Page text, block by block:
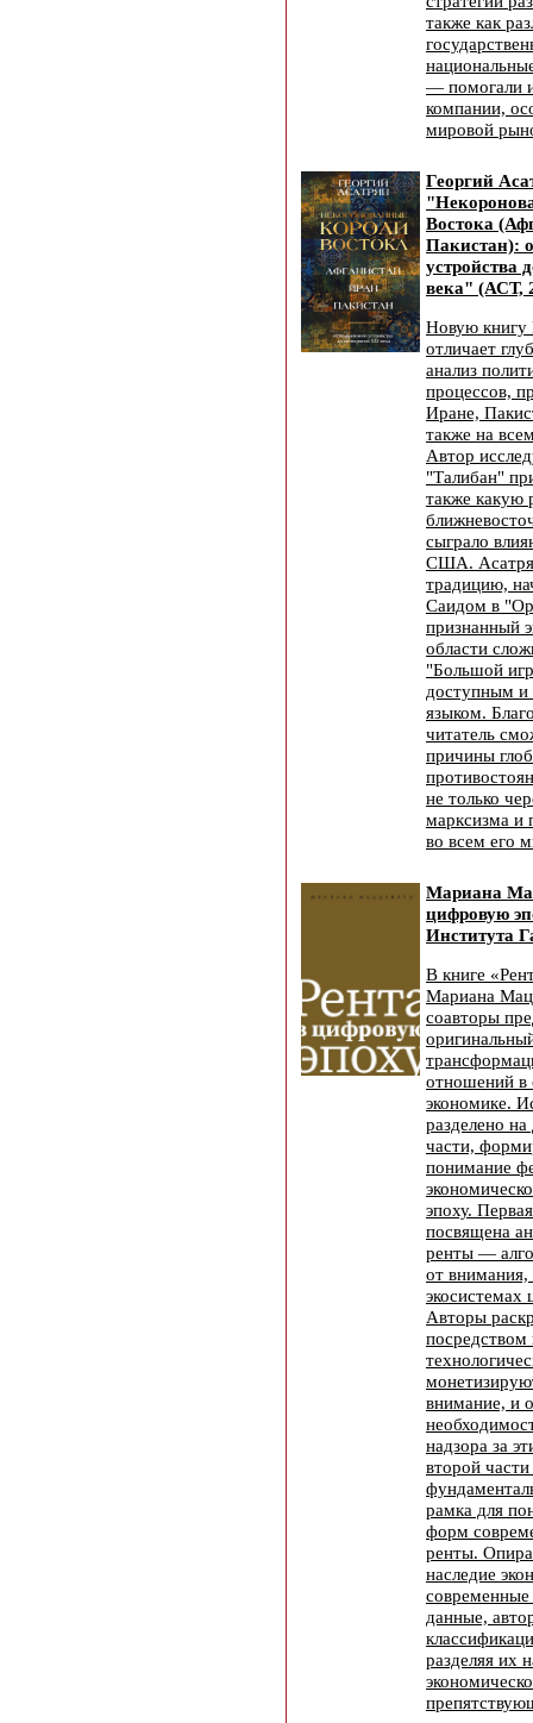
также как
— помогали
компании,
мировой
Георгий
Востока
Пакистан):
устройства
века" (АСТ,
Новую книгу
отличает
анализ
процессов,
Иране,
также на
Автор
"Талибан"
также какую
сыграло
США.
традицию,
Саидом в
признанный
области
"Большой
доступным
языком.
читатель
причины
не только
марксизма и
во всем его
Мариана
цифровую
Института
В книге
Мариана
соавторы
отношений в
экономике.
разделено
части,
понимание
эпоху.
посвящена
ренты —
от
Авторы
посредством
внимание, и
надзора за
второй
рамка для
форм
ренты.
наследие
данные,
разделяя их